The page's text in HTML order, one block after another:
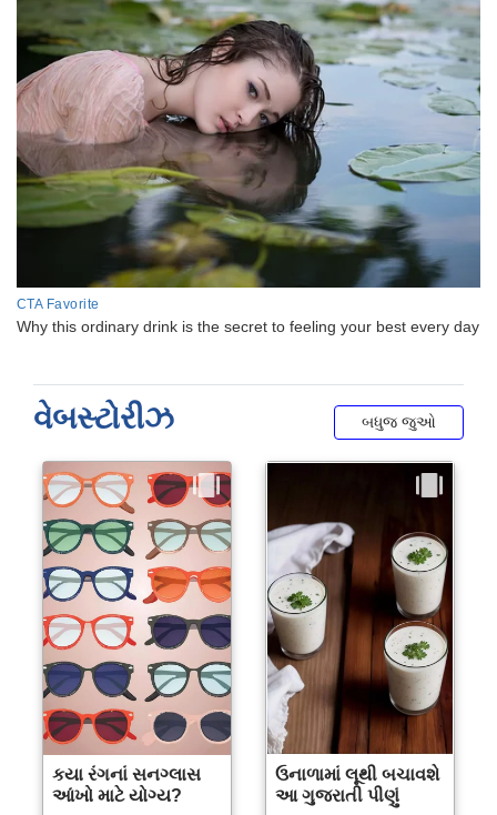
વેબસ્ટોરીઝ બધુજ જુઓ
કયા રંગનાં સનગ્લાસ
આંખો માટે યોગ્ય?
ઉનાળામાં લૂથી બચાવશે
આ ગુજરાતી પીણું